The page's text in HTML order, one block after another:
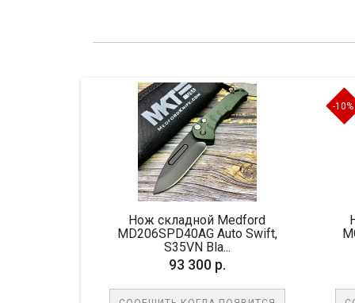
Нож складной Medford
MD206SPD40AG Auto Swift,
-10%
Нож складной
MCT190C4CFITI